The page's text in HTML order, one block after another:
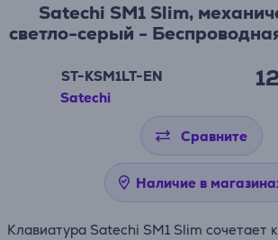
Satechi SM1 Slim,
светло-серый -
ST-KSM1LT-EN
Satechi
Сравните
Наличие в
Клавиатура Satechi SM1 Slim сочетает